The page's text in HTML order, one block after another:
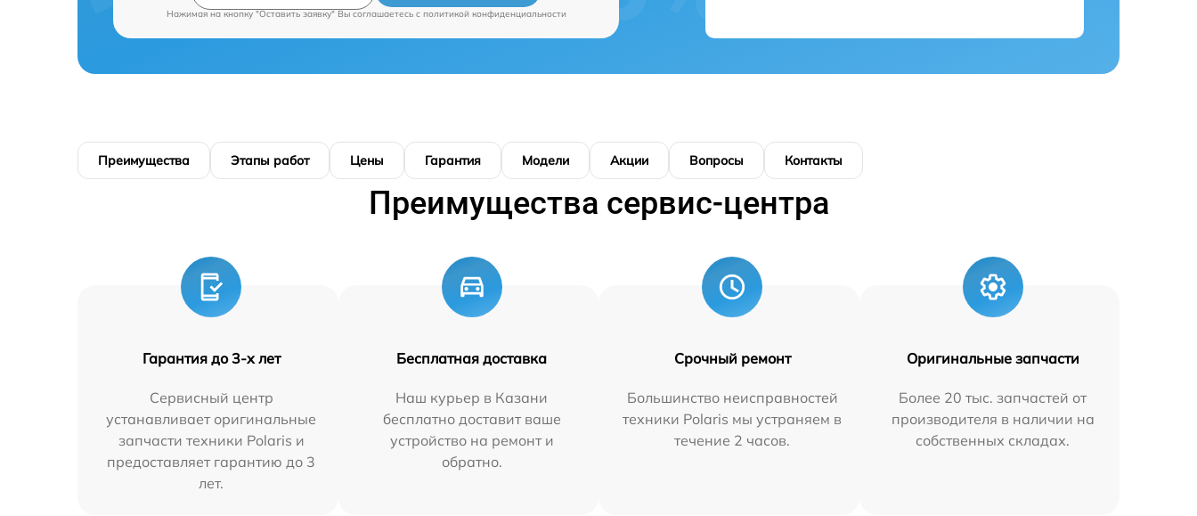
Нажимая на кнопку "Оставить заявку" Вы соглашаетесь c политикой конфиденциальности
Преимущества Этапы работ Цены Гарантия Модели Акции Вопросы Контакты
Преимущества сервис-центра
Гарантия до 3-х лет
Сервисный центр
устанавливает оригинальные
запчасти техники Polaris и
предоставляет гарантию до 3
лет.
Бесплатная доставка
Наш курьер в Казани
бесплатно доставит ваше
устройство на ремонт и
обратно.
Срочный ремонт
Большинство неисправностей
техники Polaris мы устраняем в
течение 2 часов.
Оригинальные запчасти
Более 20 тыс. запчастей от
производителя в наличии на
собственных складах.